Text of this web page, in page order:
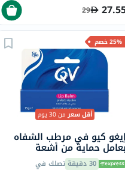
29
25% خصم
أقل سعرمن 30 يوم
إيغو كيو في مرطب الشفاه
بعامل حماية من أشعة
الشمس SPF30 للشفاه
15 جرام
30 دقيقة تصلك في